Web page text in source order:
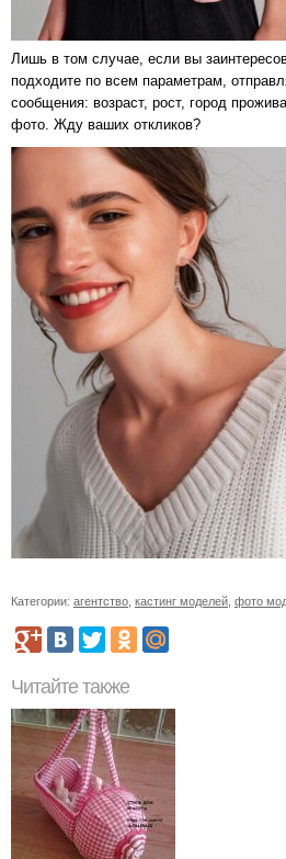
Лишь в том случае, если вы
подходите по всем параметрам,
сообщения: возраст, рост, город
фото. Жду ваших откликов?
Категории: агентство, кастинг моделей, фото
Читайте также